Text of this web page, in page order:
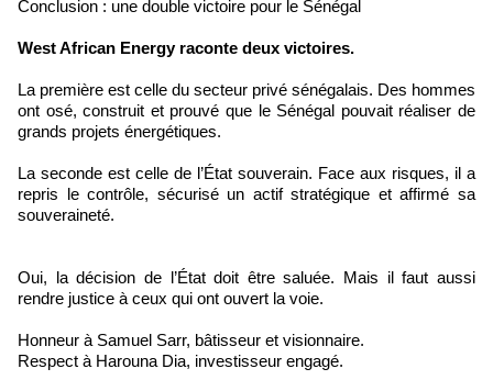
Conclusion : une double victoire pour le Sénégal
West African Energy raconte deux victoires.
La première est celle du secteur privé sénégalais. Des hommes
ont osé, construit et prouvé que le Sénégal pouvait réaliser de
grands projets énergétiques.
La seconde est celle de l’État souverain. Face aux risques, il a
repris le contrôle, sécurisé un actif stratégique et affirmé sa
souveraineté.
Oui, la décision de l’État doit être saluée. Mais il faut aussi
rendre justice à ceux qui ont ouvert la voie.
Honneur à Samuel Sarr, bâtisseur et visionnaire.
Respect à Harouna Dia, investisseur engagé.